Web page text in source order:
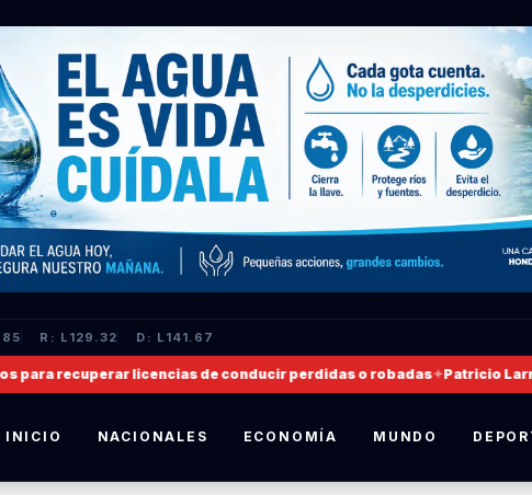
R: L129.32 D: L141.67
recuperar licencias de conducir perdidas o robadas✦Patricio Larrosa,
INICIO NACIONALES ECONOMÍA MUNDO